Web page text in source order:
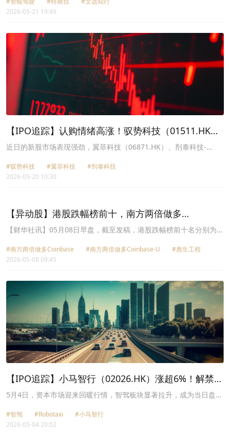
W（09868.HK）、赛力斯（09927.HK）、驭势科技
（01511.HK）、佑驾创新(02431.HK)、速腾聚创（02498.HK）、均
W（02026.HK）均录得上涨。
2026-05-21 19:49
【IPO追踪】认购情绪高涨！驭势科技（01511.HK）
首日却大跌破发
近日的新股市场表现强劲，翼菲科技（06871.HK）、剂泰科技-
#驭势科技 #翼菲科技
#剂泰科技
2026-05-20 10:30
【异动股】港股跌幅榜前十，南方两倍做多
Coinbase(07711.HK)跌12.68%，南方两倍做多
【财华社讯】05月08日早盘，截至发稿，港股跌幅榜前十名分别为南
Coinbase-U(09711.HK)跌幅12.52%、惠生工程(02236.HK)跌幅
8.77%、紫元元(08223.HK)跌幅8.43%、南方两倍做多MSTR-
南方两倍做多MSTR(07799.HK)跌幅8.08%、芯智控股(02166.HK)跌
幅6.93%、普拉达(01913.HK)跌幅6.59%、小马智行-W(02026.HK)跌
幅6.19%。
#南方两倍做多Coinbase #南方两倍做多Coinbase-U
#惠生工程
2026-05-08 09:45
【IPO追踪】小马智行（02026.HK）涨超6%！解禁倒
计时，股价昙花一现？
5月4日，资本市场迎来回暖行情，智驾板块显著拉升，成为当日盘面
#智驾 #Robotaxi
#小马智行
2026-05-04 20:02